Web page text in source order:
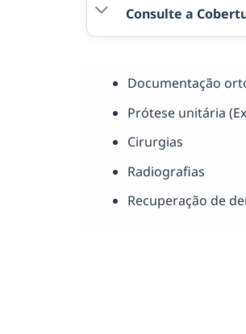
Consulte a
Documentação
Prótese unitária
Cirurgias
Radiografias
Recuperação de